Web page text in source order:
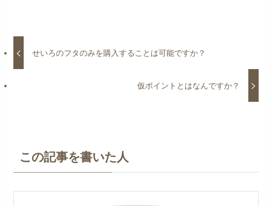
せいろのフタのみを購入することは可能ですか？
仮ポイントとはなんですか？
この記事を書いた人